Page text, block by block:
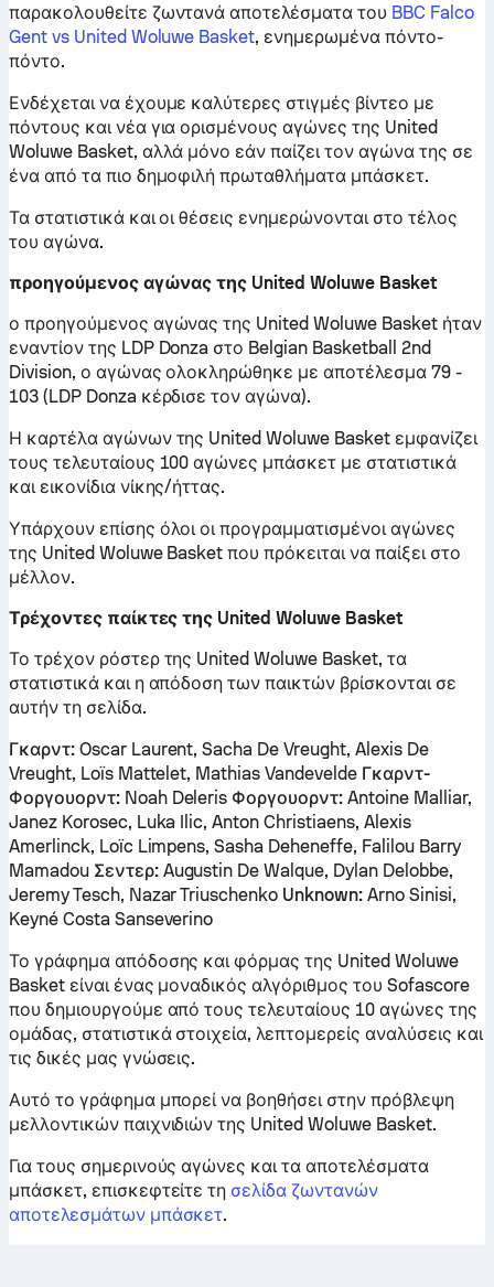
παρακολουθείτε ζωντανά αποτελέσματα του BBC Falco
Gent vs United Woluwe Basket, ενημερωμένα πόντο-
πόντο.
Ενδέχεται να έχουμε καλύτερες στιγμές βίντεο με
πόντους και νέα για ορισμένους αγώνες της United
Woluwe Basket, αλλά μόνο εάν παίζει τον αγώνα της σε
ένα από τα πιο δημοφιλή πρωταθλήματα μπάσκετ.
Τα στατιστικά και οι θέσεις ενημερώνονται στο τέλος
του αγώνα.
προηγούμενος αγώνας της United Woluwe Basket
ο προηγούμενος αγώνας της United Woluwe Basket ήταν
εναντίον της LDP Donza στο Belgian Basketball 2nd
Division, ο αγώνας ολοκληρώθηκε με αποτέλεσμα 79 -
103 (LDP Donza κέρδισε τον αγώνα).
Η καρτέλα αγώνων της United Woluwe Basket εμφανίζει
τους τελευταίους 100 αγώνες μπάσκετ με στατιστικά
και εικονίδια νίκης/ήττας.
Υπάρχουν επίσης όλοι οι προγραμματισμένοι αγώνες
της United Woluwe Basket που πρόκειται να παίξει στο
μέλλον.
Τρέχοντες παίκτες της United Woluwe Basket
Το τρέχον ρόστερ της United Woluwe Basket, τα
στατιστικά και η απόδοση των παικτών βρίσκονται σε
αυτήν τη σελίδα.
Γκαρντ:Oscar Laurent, Sacha De Vreught, Alexis De
Vreught, Loïs Mattelet, Mathias Vandevelde Γκαρντ-
Φοργουορντ:Noah Deleris Φοργουορντ: Antoine Malliar,
Janez Korosec, Luka Ilic, Anton Christiaens, Alexis
Amerlinck, Loïc Limpens, Sasha Deheneffe, Falilou Barry
Mamadou Σεντερ:Augustin De Walque, Dylan Delobbe,
Jeremy Tesch, Nazar Triuschenko Unknown:Arno Sinisi,
Keyné Costa Sanseverino
Το γράφημα απόδοσης και φόρμας της United Woluwe
Basket είναι ένας μοναδικός αλγόριθμος του Sofascore
που δημιουργούμε από τους τελευταίους 10 αγώνες της
ομάδας, στατιστικά στοιχεία, λεπτομερείς αναλύσεις και
τις δικές μας γνώσεις.
Αυτό το γράφημα μπορεί να βοηθήσει στην πρόβλεψη
μελλοντικών παιχνιδιών της United Woluwe Basket.
Για τους σημερινούς αγώνες και τα αποτελέσματα
μπάσκετ, επισκεφτείτε τη σελίδα ζωντανών
αποτελεσμάτων μπάσκετ.